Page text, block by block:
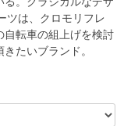
ツは、クロモリフレ
自転車の組上げを検討
たいブランド。